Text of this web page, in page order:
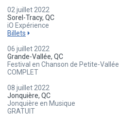
02 juillet 2022
Sorel-Tracy, QC
iO Expérience
Billets
06 juillet 2022
Grande-Vallée, QC
Festival en Chanson de Petite-Vallée
COMPLET
08 juillet 2022
Jonquière, QC
Jonquière en Musique
GRATUIT